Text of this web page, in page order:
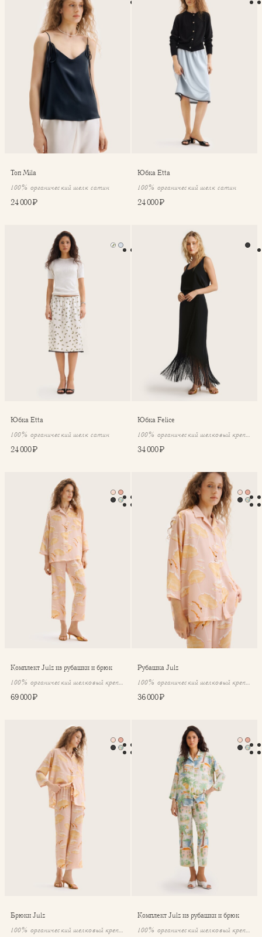
Топ Mila
100% органический шелк сатин
24 000 ₽
Юбка Etta
100% органический шелк сатин
24 000 ₽
Юбка Etta
Юбка Etta
100% органический шелк сатин
24 000 ₽
Юбка Felice
Юбка Felice
100% органический шелковый крепдешин
34 000 ₽
⁠⁠Комплект Julz из рубашки и брюк
⁠⁠Комплект Julz из рубашки и брюк
100% органический шелковый крепдешин
69 000 ₽
Рубашка Julz
Рубашка Julz
100% органический шелковый крепдешин
36 000 ₽
Брюки Julz
100% органический шелковый крепдешин
⁠⁠Комплект Julz из рубашки
⁠⁠Комплект Julz из рубашки и брюк
100% органический шелковый крепдешин